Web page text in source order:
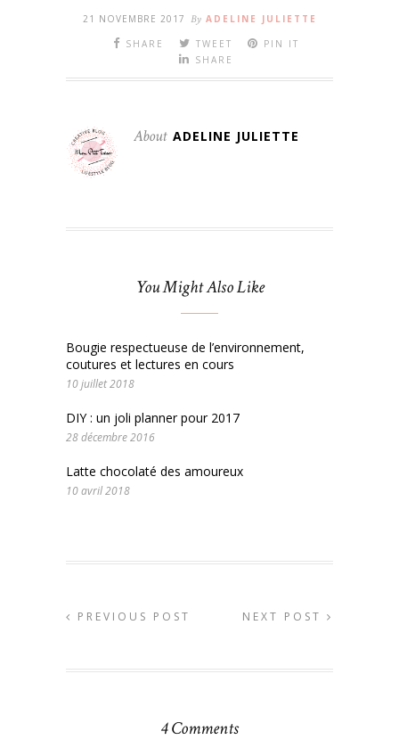
21 NOVEMBRE 2017 By ADELINE JULIETTE
SHARE
TWEET
PIN IT
SHARE
About ADELINE JULIETTE
You Might Also Like
Bougie respectueuse de l’environnement,
coutures et lectures en cours
10 juillet 2018
DIY : un joli planner pour 2017
28 décembre 2016
Latte chocolaté des amoureux
10 avril 2018
PREVIOUS POST NEXT POST
4 Comments